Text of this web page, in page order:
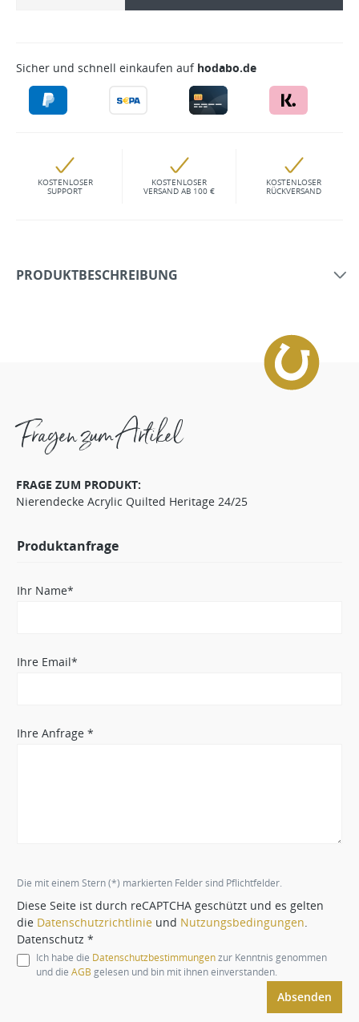
Sicher und schnell einkaufen auf hodabo.de
KOSTENLOSER
SUPPORT
KOSTENLOSER
VERSAND AB 100 €
KOSTENLOSER
RÜCKVERSAND
PRODUKTBESCHREIBUNG
Fragen zum Artikel
FRAGE ZUM PRODUKT:
Nierendecke Acrylic Quilted Heritage 24/25
Produktanfrage
Ihr Name*
Ihre Email*
Ihre Anfrage *
Die mit einem Stern (*) markierten Felder sind Pflichtfelder.
Diese Seite ist durch reCAPTCHA geschützt und es gelten
die Datenschutzrichtlinie und Nutzungsbedingungen
Datenschutz *
Ich habe die Datenschutzbestimmungenzur Kenntnis genommen
und die AGB gelesen und bin mit ihnen einverstanden.
Absenden